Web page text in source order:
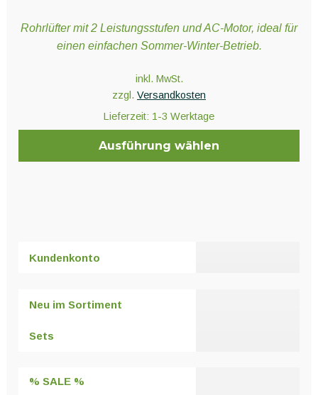
Rohrlüfter mit 2 Leistungsstufen und AC-Motor, ideal für
einen einfachen Sommer-Winter-Betrieb.
inkl. MwSt.
zzgl. Versandkosten
Lieferzeit: 1-3 Werktage
Ausführung wählen
auf.
auf
gewählt
Kundenkonto
Neu im Sortiment
Sets
% SALE %